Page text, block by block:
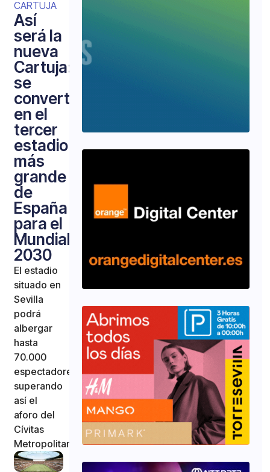
CARTUJA
Así
será la
nueva
Cartuja:
se
convertirá
en el
tercer
estadio
más
grande
de
España
para el
Mundial
2030
El estadio
situado en
Sevilla
podrá
albergar
hasta
70.000
espectadores,
superando
así el
aforo del
Cívitas
Metropolitano